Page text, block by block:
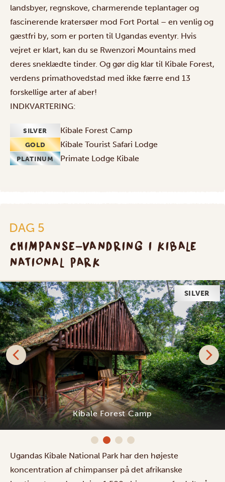
landsbyer, regnskove, charmerende teplantager og
fascinerende kratersøer mod Fort Portal – en venlig og
gæstfri by, som er porten til Ugandas eventyr. Hvis
vejret er klart, kan du se Rwenzori Mountains med
deres sneklædte tinder. Og gør dig klar til Kibale Forest,
verdens primathovedstad med ikke færre end 13
forskellige arter af aber!
INDKVARTERING:
SILVER Kibale Forest Camp
GOLD Kibale Tourist Safari Lodge
PLATINUM Primate Lodge Kibale
DAG 5
CHIMPANSE-VANDRING I KIBALE
NATIONAL PARK
SILVER
Kibale Forest Camp
Ugandas Kibale National Park har den højeste
koncentration af chimpanser på det afrikanske